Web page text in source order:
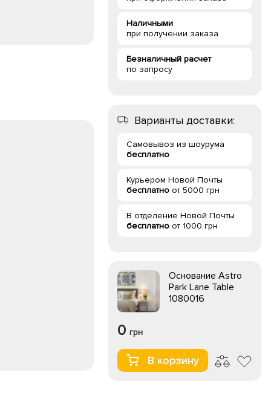
Наличными
при получении заказа
Безналичный расчет
по запросу
Варианты доставки:
Самовывоз из шоурума
бесплатно
Курьером Новой Почты
бесплатно от 5000 грн
В отделение Новой Почты
бесплатно от 1000 грн
Основание Astro
Park Lane Table
1080016
0 грн
В корзину